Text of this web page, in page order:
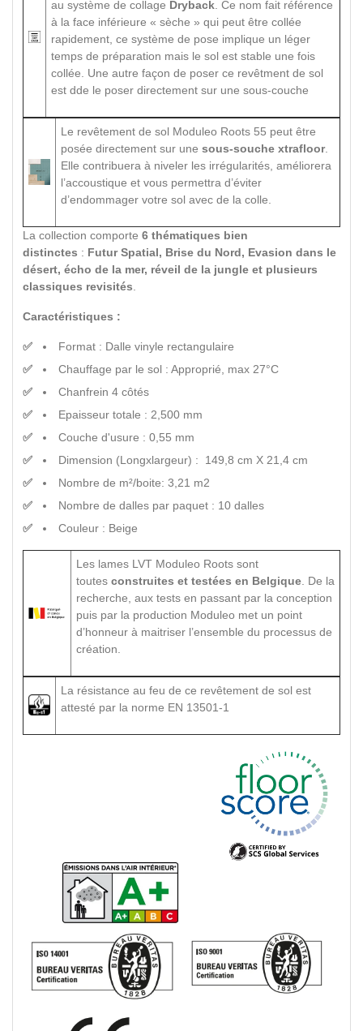
au système de collage Dryback . Ce nom fait référence
à la face inférieure « sèche » qui peut être collée
rapidement, ce système de pose implique un léger
temps de préparation mais le sol est stable une fois
collée. Une autre façon de poser ce revêtment de sol
est dde le poser directement sur une sous-couche
Le revêtement de sol Moduleo Roots 55 peut être
posée directement sur une sous-souche xtrafloor.
Elle contribuera à niveler les irrégularités, améliorera
l’accoustique et vous permettra d’éviter
d’endommager votre sol avec de la colle.
La collection comporte 6 thématiques bien
distinctes : Futur Spatial, Brise du Nord, Evasion dans le
désert, écho de la mer, réveil de la jungle et plusieurs
classiques revisités
Caractéristiques :
Format : Dalle vinyle rectangulaire
Chauffage par le sol : Approprié, max 27°C
Chanfrein 4 côtés
Epaisseur totale : 2,500 mm
Couche d'usure : 0,55 mm
Dimension (Longxlargeur) : 149,8 cm X 21,4 cm
Nombre de m²/boite: 3,21 m2
Nombre de dalles par paquet : 10 dalles
Couleur : Beige
Les lames LVT Moduleo Roots sont
toutes construites et testées en Belgique . De la
recherche, aux tests en passant par la conception
puis par la production Moduleo met un point
d’honneur à maitriser l’ensemble du processus de
création.
La résistance au feu de ce revêtement de sol est
attesté par la norme EN 13501-1